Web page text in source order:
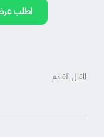
اطلب
المقال القادم